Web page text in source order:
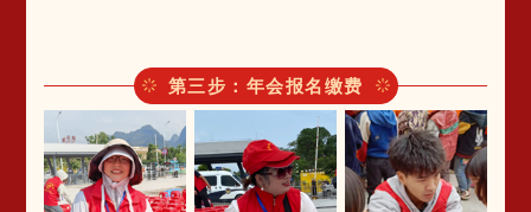
第三步：年会报名缴费